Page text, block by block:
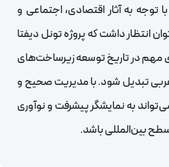
به آثار اقتصادی، اجتماعی و
داشت که پروژه تونل دیفتا
در تاریخ توسعه زیرساخت‌های
تبدیل شود. با مدیریت صحیح و
به نمایشگر پیشرفت و نوآوری
بین‌المللی باشد.